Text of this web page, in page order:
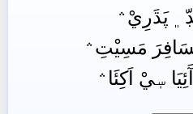
پَڌَرِيْ﮶
مَسِيْتِ﮶
سٖيْ اَکِئَا﮶